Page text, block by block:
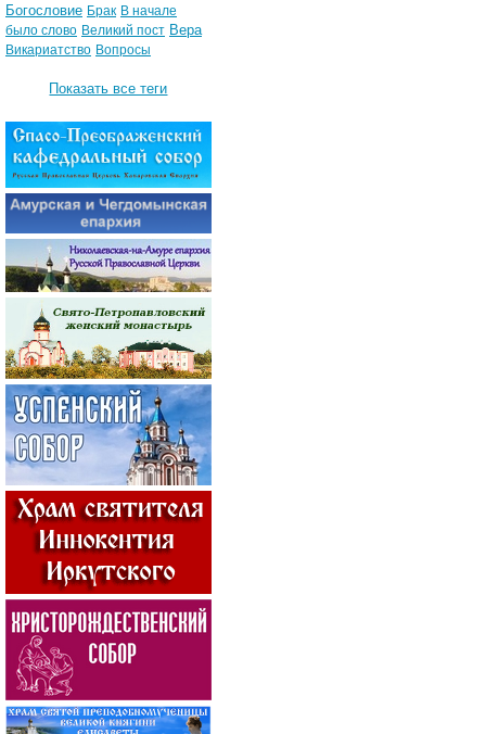
Богословие Брак В начале
было слово Великий пост Вера
Викариатство Вопросы
Показать все теги